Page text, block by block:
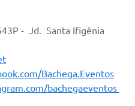
- Jd. Santa Ifigênia
Bachega.Eventos
bachegaeventos